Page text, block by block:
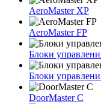
AeroMaster XP
AeroMaster FP
Блоки
Блоки
DoorMaster C